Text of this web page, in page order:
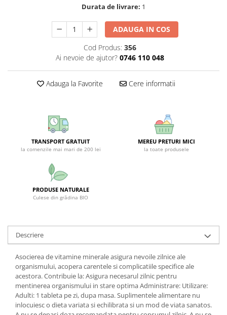
SUPLIMENTE RĂCEALĂ- APARAT
RESPIRATOR ANTIVIRAL
SUPLIMENTE ANTIOXIDANȚI-
SUPLIMENTE URO-GENITAL
ANTIPARAZITARE
SUPLIMENTE IMUNITATE
COSMETICE FAȚĂ
FOOD SEMINȚE- OLEAGINOASE
ULEIURI
GEMODERIVATE
SUPOZITOARE
TINCTURI
SUPERALIMENTE
Durata de livrare: 1
ADAUGA IN COS
Cod Produs: 356
Ai nevoie de ajutor? 0746 110 048
Adauga la Favorite Cere informatii
TRANSPORT GRATUIT
la comenzile mai mari de 200 lei
MEREU PRETURI MICI
la toate produsele
PRODUSE NATURALE
Culese din grădina BIO
Descriere
Asocierea de vitamine minerale asigura nevoile zilnice ale
organismului, acopera carentele si complicatiile specifice ale
acestora. Contribuie la: Asigura necesarul zilnic pentru
mentinerea organismului in stare optima Administrare: Utilizare:
Adulti: 1 tableta pe zi, dupa masa. Suplimentele alimentare nu
inlocuiesc o dieta variata si echilibrata si un mod de viata sanatos.